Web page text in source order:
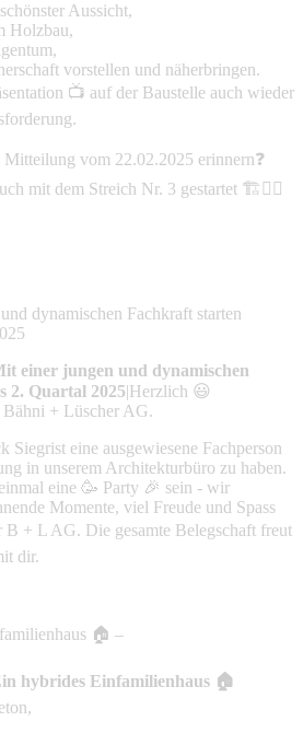
Aussicht,
Holzbau,
vorstellen und näherbringen.
📺 auf der Baustelle auch wieder
vom 22.02.2025 erinnern❓
mit dem Streich Nr. 3 gestartet 🏗👷‍♂️
einer jungen und dynamischen
2. Quartal 2025|Herzlich 😃
+ Lüscher AG.
Siegrist eine ausgewiesene Fachperson
in unserem Architekturbüro zu haben.
eine 🥳 Party 🎉 sein - wir
Momente, viel Freude und Spass
+ L AG. Die gesamte Belegschaft freut
dir.
hybrides Einfamilienhaus 🏠